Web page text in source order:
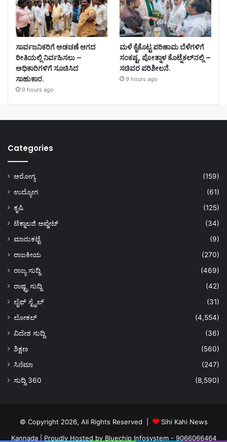
ಸಾರ್ವಜನಿಕರಿಗೆ ಅಡಚಣೆ ಆಗದ
ರೀತಿಯಲ್ಲಿ ನಿರ್ವಹಿಸಲು –
ಅಧಿಕಾರಿಗಳಿಗೆ ಸೂಚಿಸಿದ
ಸಾಹುಕಾರ.
9 hours ago
ಮಳೆ ಕೈಕೊಟ್ಟ ಪರಿಣಾಮ ಬೆಳೆಗಳಿಗೆ
ಸಂಕಷ್ಟ, ಪೋತ್ನಾಳ ಕೊಟ್ನೆಕಲ್‌ನಲ್ಲಿ –
ಸಚಿವರ ಪರಿಶೀಲನೆ.
9 hours ago
Categories
ಆರೋಗ್ಯ
(159)
ಉದ್ಯೋಗ
(61)
ಕೃಷಿ
(125)
ಟೆಕ್ನಾಲಜಿ ಅಪ್ಡೇಟ್
(34)
ಮಾರುಕಟ್ಟೆ
(9)
ರಾಜಕೀಯ
(270)
ರಾಜ್ಯ ಸುದ್ದಿ
(469)
ರಾಷ್ಟ್ರ ಸುದ್ದಿ
(42)
ಲೈಫ್ ಸ್ಟೈಲ್
(31)
ಲೋಕಲ್
(4,554)
ವಿದೇಶ ಸುದ್ದಿ
(36)
ಶಿಕ್ಷಣ
(560)
ಸಿನೆಮಾ
(247)
ಸುದ್ದಿ 360
(8,590)
© Copyright 2026, All Rights Reserved |
Sihi Kahi News
Kannada| Proudly Hosted by Bluechip Infosystem - 9066066464